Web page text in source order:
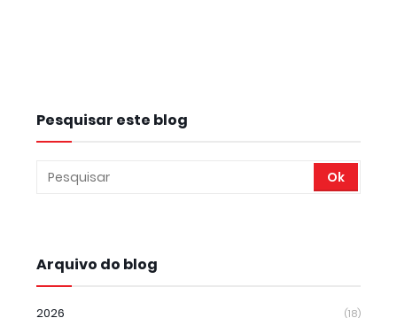
Pesquisar este blog
Arquivo do blog
2026 (18)